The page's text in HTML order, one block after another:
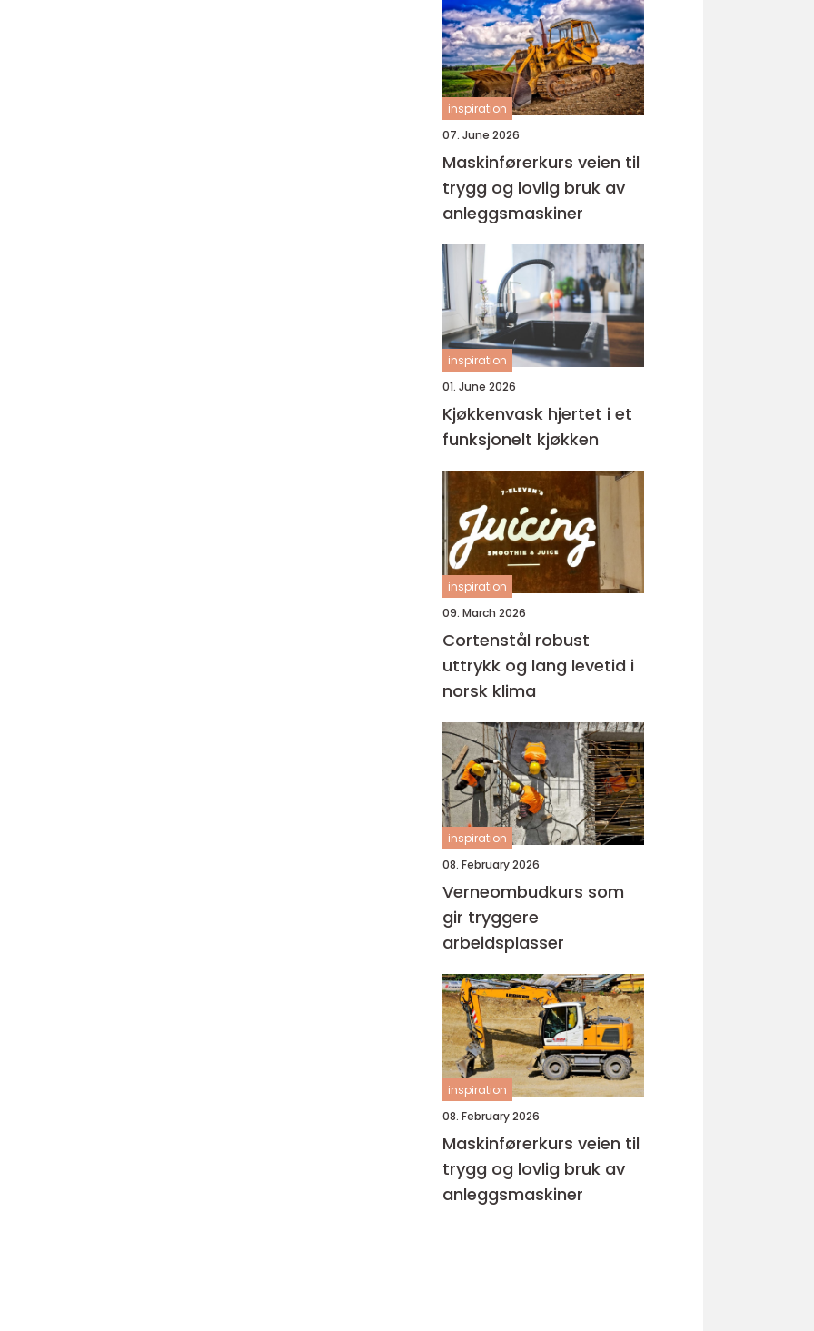
inspiration
07. June 2026
Maskinførerkurs veien til
trygg og lovlig bruk av
anleggsmaskiner
inspiration
01. June 2026
Kjøkkenvask hjertet i et
funksjonelt kjøkken
inspiration
09. March 2026
Cortenstål robust
uttrykk og lang levetid i
norsk klima
inspiration
08. February 2026
Verneombudkurs som
gir tryggere
arbeidsplasser
inspiration
08. February 2026
Maskinførerkurs veien til
trygg og lovlig bruk av
anleggsmaskiner